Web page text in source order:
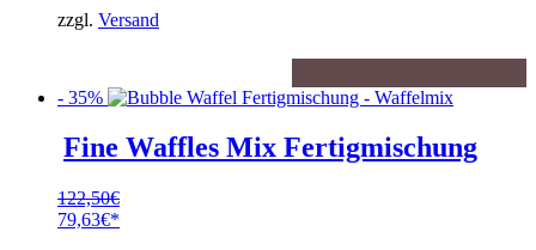
1.050,00€
ist:
630,00€.
zzgl. Versand
- 35%
Fine Waffles Mix Fertigmischung
122,50€
Ursprünglicher
79,63€